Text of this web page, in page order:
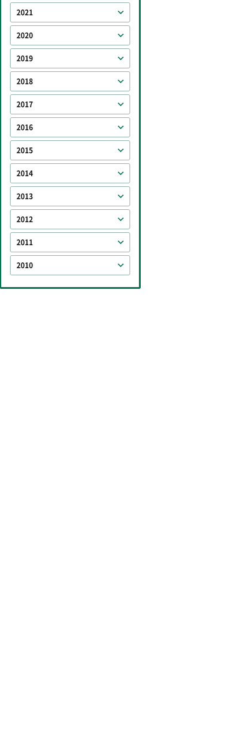
2021
2020
2019
2018
2017
2016
2015
2014
2013
2012
2011
2010